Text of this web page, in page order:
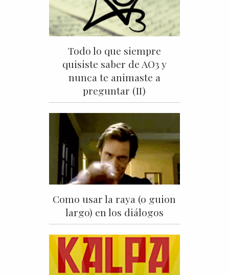
Todo lo que siempre
quisiste saber de AO3 y
nunca te animaste a
preguntar (II)
Como usar la raya (o guion
largo) en los diálogos